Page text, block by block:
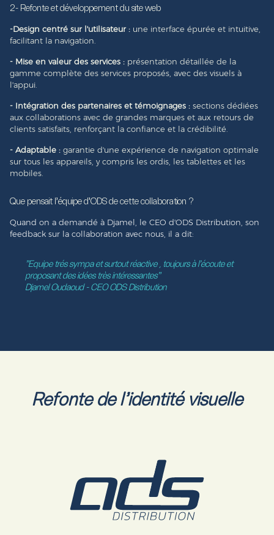
2- Refonte et développement du site web
-Design centré sur l'utilisateur : une interface épurée et intuitive,
facilitant la navigation.
- Mise en valeur des services : présentation détaillée de la
gamme complète des services proposés, avec des visuels à
l'appui.
- Intégration des partenaires et témoignages : sections dédiées
aux collaborations avec de grandes marques et aux retours de
clients satisfaits, renforçant la confiance et la crédibilité.
- Adaptable : garantie d'une expérience de navigation optimale
sur tous les appareils, y compris les ordis, les tablettes et les
mobiles.
Que pensait l'équipe d'ODS de cette collaboration ?
Quand on a demandé à Djamel, le CEO d'ODS Distribution, son
feedback sur la collaboration avec nous, il a dit:
"Equipe trés sympa et surtout réactive , toujours à l'écoute et
proposant des idées très intéressantes"
Djamel Oudaoud - CEO ODS Distribution
Refonte de l'identité visuelle